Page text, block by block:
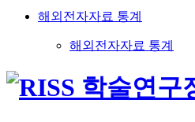
해외전자자료 통계
해외전자자료 통계